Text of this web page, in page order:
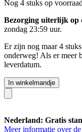
Nog 4 stuks op voorraad
Bezorging uiterlijk op
zondag 23:59 uur.
Er zijn nog maar 4
onderweg! Als er meer
leverdatum.
In winkelmandje
Nederland: Gratis
Meer informatie over